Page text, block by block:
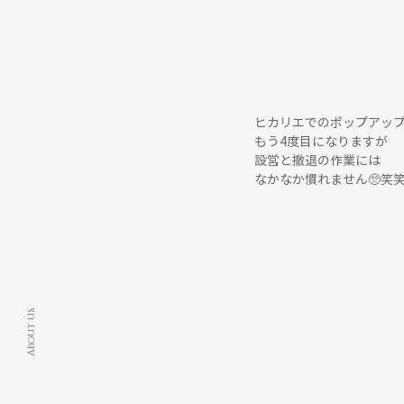
About us
ヒカリエでのポップアッ
もう4度目になりますが
設営と撤退の作業には
なかなか慣れません🥺笑